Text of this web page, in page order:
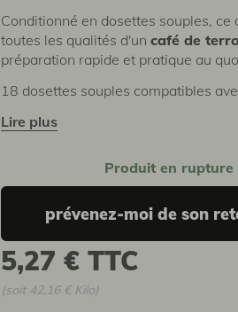
Conditionné en dosettes souples,
toutes les qualités d'uncafé de
préparation rapide et pratique au
18 dosettes souples compatibles
lire plus
5,27 €TTC
(soit 42,16 € Kilo)
Produit en rupture
prévenez-moi de son